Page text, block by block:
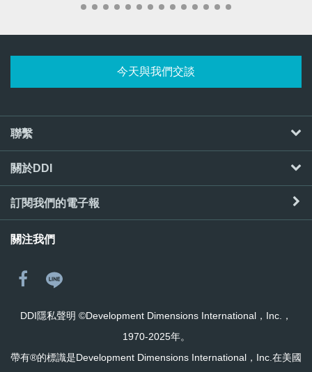
今天與我們交談
聯繫
關於DDI
DDI隱私聲明 ©Development Dimensions International，Inc.，
1970-2025年。
帶有®的標識是Development Dimensions International，Inc.在美國
訂閱我們的電子報
關注我們